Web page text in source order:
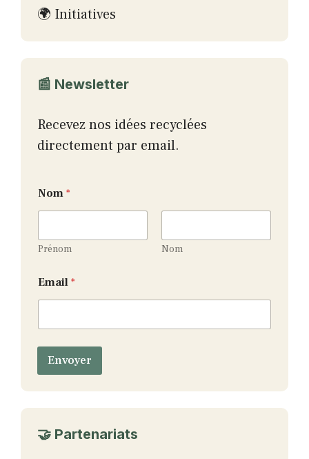
🌍 Initiatives
📰 Newsletter
Recevez nos idées recyclées
directement par email.
m
a
l
N
m
E
m
i
Nom *
Prénom Nom
Email *
Envoyer
🤝 Partenariats